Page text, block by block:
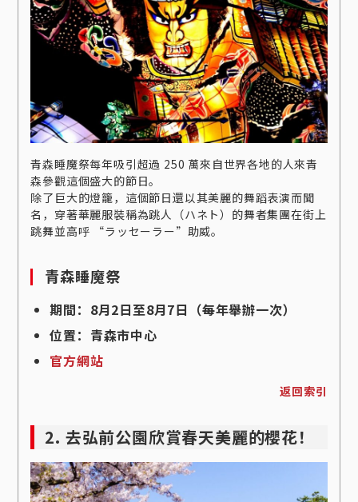
青森睡魔祭每年吸引超過 250 萬來自世界各地的人來青
森參觀這個盛大的節日。
除了巨大的燈籠，這個節日還以其美麗的舞蹈表演而聞
名，穿著華麗服裝稱為跳人（ハネト）的舞者集團在街上
跳舞並高呼 “ラッセーラー”助威。
青森睡魔祭
期間：8月2日至8月7日（每年舉辦一次）
位置：青森市中心
官方網站
返回索引
2. 去弘前公園欣賞春天美麗的櫻花！